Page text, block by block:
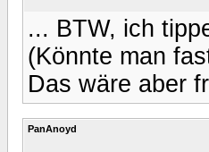
... BTW, ich
(Könnte man
Das wäre aber
PanAnoyd